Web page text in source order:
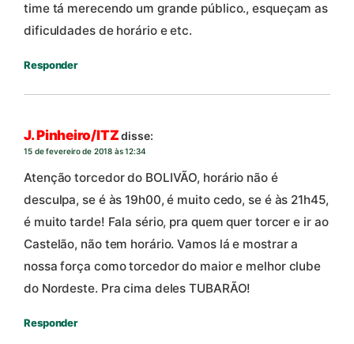
time tá merecendo um grande público., esqueçam as
dificuldades de horário e etc.
Responder
J. Pinheiro/ITZ disse:
15 de fevereiro de 2018 às 12:34
Atenção torcedor do BOLIVÃO, horário não é
desculpa, se é às 19h00, é muito cedo, se é às 21h45,
é muito tarde! Fala sério, pra quem quer torcer e ir ao
Castelão, não tem horário. Vamos lá e mostrar a
nossa força como torcedor do maior e melhor clube
do Nordeste. Pra cima deles TUBARÃO!
Responder